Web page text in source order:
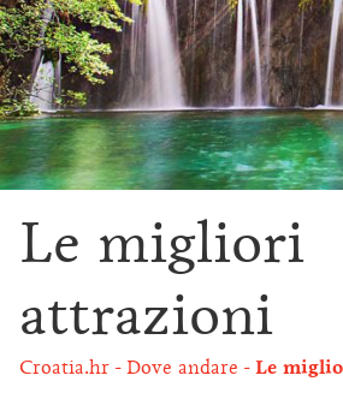
Le migliori
attrazioni
Croatia.hr Dove andare Le